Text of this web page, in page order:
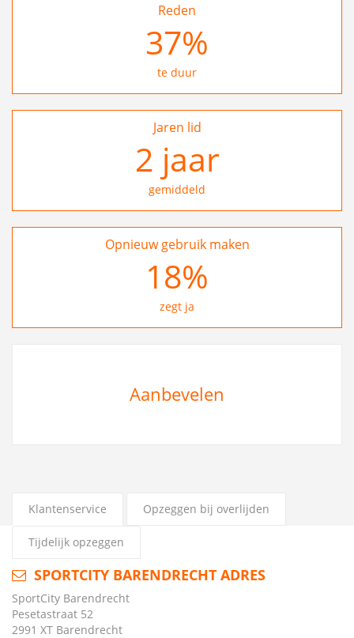
Reden
37%
te duur
Jaren lid
2 jaar
gemiddeld
Opnieuw gebruik maken
27%
zegt ja
Aanbevelen
Klantenservice Opzeggen bij overlijden
Tijdelijk opzeggen
SPORTCITY BARENDRECHT ADRES
SportCity Barendrecht
Pesetastraat 52
2991 XT Barendrecht